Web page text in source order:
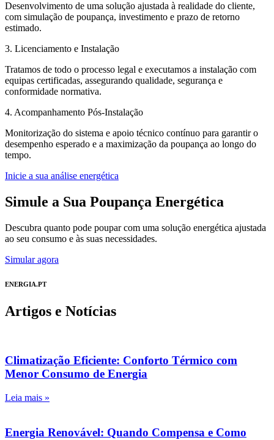
Desenvolvimento de uma solução ajustada à realidade do cliente,
com simulação de poupança, investimento e prazo de retorno
estimado.
3. Licenciamento e Instalação
Tratamos de todo o processo legal e executamos a instalação com
equipas certificadas, assegurando qualidade, segurança e
conformidade normativa.
4. Acompanhamento Pós-Instalação
Monitorização do sistema e apoio técnico contínuo para garantir o
desempenho esperado e a maximização da poupança ao longo do
tempo.
Inicie a sua análise energética
Simule a Sua Poupança Energética
Descubra quanto pode poupar com uma solução energética ajustada
ao seu consumo e às suas necessidades.
Simular agora
ENERGIA.PT
Artigos e Notícias
Climatização Eficiente: Conforto Térmico com
Menor Consumo de Energia
Leia mais »
Energia Renovável: Quando Compensa e Como